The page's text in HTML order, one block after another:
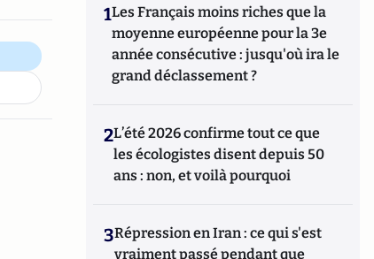
1Les Français moins riches que la
moyenne européenne pour la 3e
année consécutive : jusqu'où ira le
grand déclassement ?
2L’été 2026 confirme tout ce que
les écologistes disent depuis 50
ans : non, et voilà pourquoi
3Répression en Iran : ce qui s'est
vraiment passé pendant que